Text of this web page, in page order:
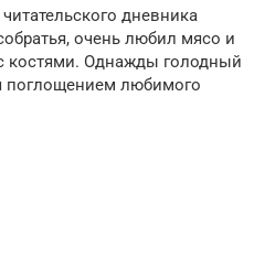
дневника
очень любил мясо и
костями. Однажды голодный
поглощением любимого